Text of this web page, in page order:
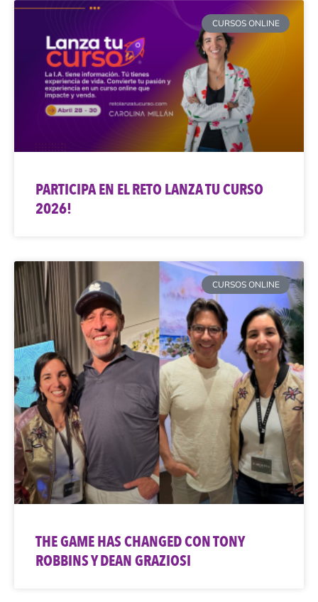
CURSOS ONLINE
PARTICIPA EN EL RETO LANZA TU CURSO
2026!
CURSOS ONLINE
THE GAME HAS CHANGED CON TONY
ROBBINS Y DEAN GRAZIOSI